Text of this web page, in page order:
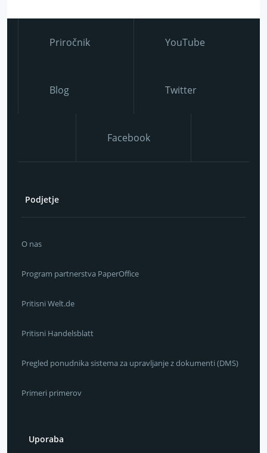
Priročnik YouTube
Blog Twitter
Facebook
Podjetje
O nas
Program partnerstva PaperOffice
Pritisni Welt.de
Pritisni Handelsblatt
Pregled ponudnika sistema za upravljanje z dokumenti (DMS)
Primeri primerov
Uporaba